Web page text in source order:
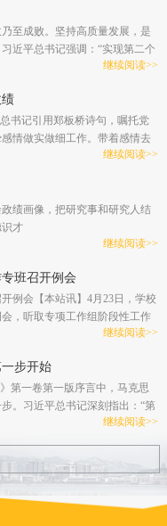
五”时期担当作为、砥砺奋进
至成败。坚持高质量发展，是
近平总书记强调：“实现第二个
经济建设为中心，但在新形势
面上是行为的偏差，根本上是
、准确、全面贯彻新发展理
继续阅读>>
绩
书记引用郑板桥诗句，嘱托党
情做实做细工作。带着感情去
新时代群众路线的重要要求，
继续阅读>>
绩画像，把研究事和研究人结
才
继续阅读>>
班召开例会
例会【本站讯】4月23日，学校
，听取专项工作组阶段性工作
持会议并讲话。综合协调、学
项工作扎实推进、有序开展。
步...
继续阅读>>
步开始
第一卷第一版序言中，马克思
。习近平总书记深刻指出：“第
做的一切事情都不会对。”对于
向对、路子正；只有起好步、
人民、历史检验的实绩。
继续阅读>>